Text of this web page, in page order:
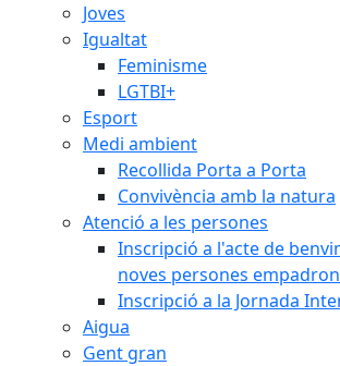
Joves
Igualtat
Feminisme
LGTBI+
Esport
Medi ambient
Recollida Porta a Porta
Convivència amb la natura
Atenció a les persones
Inscripció a l'acte de
noves persones
Inscripció a la Jornada
Aigua
Gent gran